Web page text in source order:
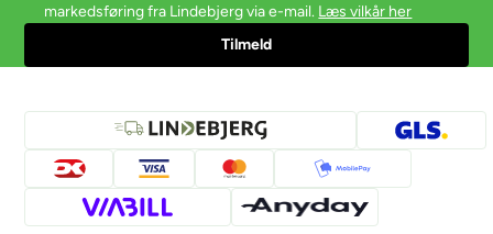
markedsføring fra Lindebjerg via e-mail. Læs vilkår her